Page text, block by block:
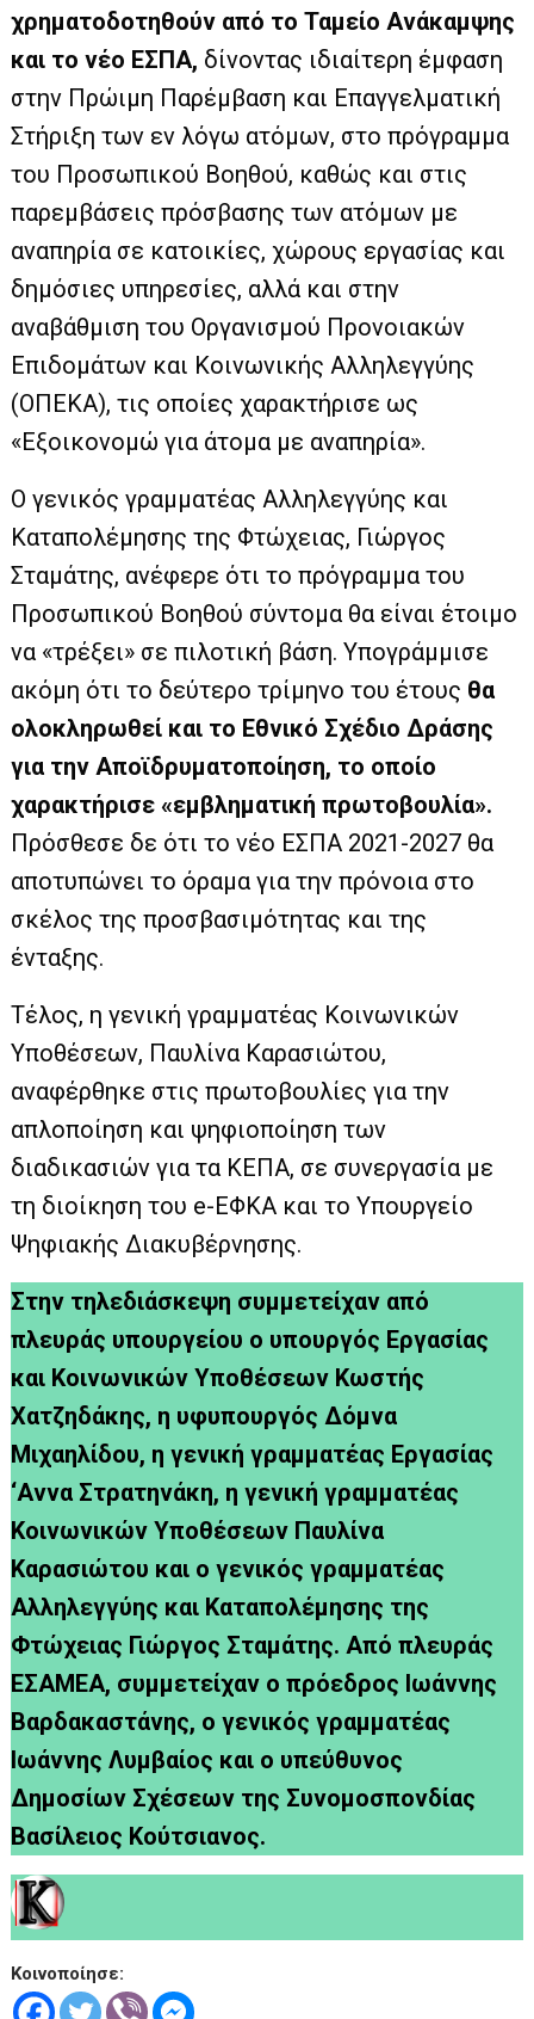
χρηματοδοτηθούν από το Ταμείο Ανάκαμψης
και το νέο ΕΣΠΑ, δίνοντας ιδιαίτερη έμφαση
στην Πρώιμη Παρέμβαση και Επαγγελματική
Στήριξη των εν λόγω ατόμων, στο πρόγραμμα
του Προσωπικού Βοηθού, καθώς και στις
παρεμβάσεις πρόσβασης των ατόμων με
αναπηρία σε κατοικίες, χώρους εργασίας και
δημόσιες υπηρεσίες, αλλά και στην
αναβάθμιση του Οργανισμού Προνοιακών
Επιδομάτων και Κοινωνικής Αλληλεγγύης
(ΟΠΕΚΑ), τις οποίες χαρακτήρισε ως
«Εξοικονομώ για άτομα με αναπηρία».
Ο γενικός γραμματέας Αλληλεγγύης και
Καταπολέμησης της Φτώχειας, Γιώργος
Σταμάτης, ανέφερε ότι το πρόγραμμα του
Προσωπικού Βοηθού σύντομα θα είναι έτοιμο
να «τρέξει» σε πιλοτική βάση. Υπογράμμισε
ακόμη ότι το δεύτερο τρίμηνο του έτους θα
ολοκληρωθεί και το Εθνικό Σχέδιο Δράσης
για την Αποϊδρυματοποίηση, το οποίο
χαρακτήρισε «εμβληματική πρωτοβουλία».
Πρόσθεσε δε ότι το νέο ΕΣΠΑ 2021-2027 θα
αποτυπώνει το όραμα για την πρόνοια στο
σκέλος της προσβασιμότητας και της
ένταξης.
Τέλος, η γενική γραμματέας Κοινωνικών
Υποθέσεων, Παυλίνα Καρασιώτου,
αναφέρθηκε στις πρωτοβουλίες για την
απλοποίηση και ψηφιοποίηση των
διαδικασιών για τα ΚΕΠΑ, σε συνεργασία με
τη διοίκηση του e-ΕΦΚΑ και το Υπουργείο
Ψηφιακής Διακυβέρνησης.
Στην τηλεδιάσκεψη συμμετείχαν από
πλευράς υπουργείου ο υπουργός Εργασίας
και Κοινωνικών Υποθέσεων Κωστής
Χατζηδάκης, η υφυπουργός Δόμνα
Μιχαηλίδου, η γενική γραμματέας Εργασίας
‘Αννα Στρατηνάκη, η γενική γραμματέας
Κοινωνικών Υποθέσεων Παυλίνα
Καρασιώτου και ο γενικός γραμματέας
Αλληλεγγύης και Καταπολέμησης της
Φτώχειας Γιώργος Σταμάτης. Από πλευράς
ΕΣΑΜΕΑ, συμμετείχαν ο πρόεδρος Ιωάννης
Βαρδακαστάνης, ο γενικός γραμματέας
Ιωάννης Λυμβαίος και ο υπεύθυνος
Δημοσίων Σχέσεων της Συνομοσπονδίας
Βασίλειος Κούτσιανος.
Κοινοποίησε: